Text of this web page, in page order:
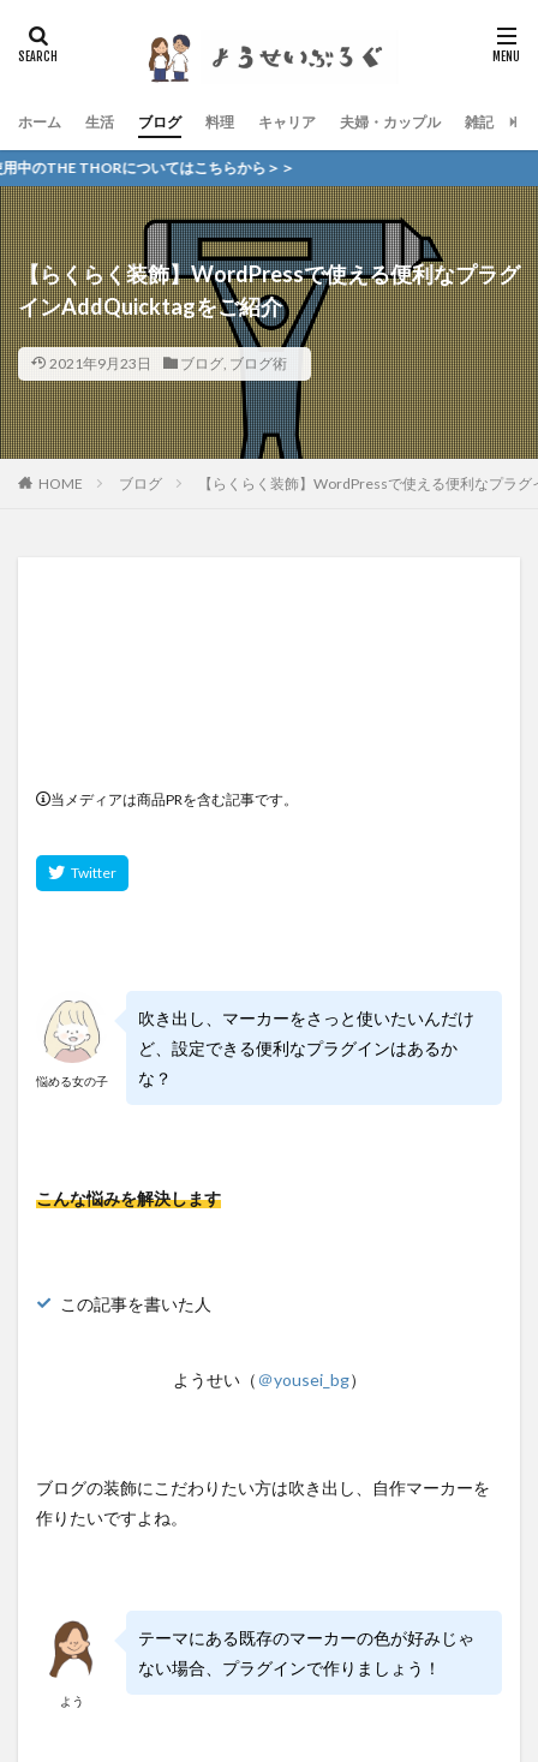
ホーム 生活 ブログ 料理 キャリア 夫婦・カップル 雑記
THORについてはこちらから＞＞
【らくらく装飾】WordPressで使える便利なプラグ
インAddQuicktagをご紹介
2021年9月23日 ブログ, ブログ術
HOME ブログ 【らくらく装飾】WordPressで使える便利なプラ
当メディアは商品PRを含む記事です。
悩める女の子
吹き出し、マーカーをさっと使いたいんだけ
ど、設定できる便利なプラグインはあるか
な？
こんな悩みを解決します
この記事を書いた人
ようせい（ ＠yousei_bg）
ブログの装飾にこだわりたい方は吹き出し、自作マーカーを
作りたいですよね。
よう
テーマにある既存のマーカーの色が好みじゃ
ない場合、プラグインで作りましょう！